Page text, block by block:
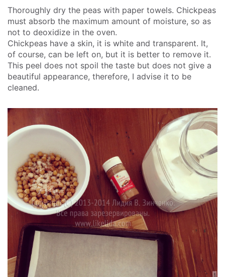
Thoroughly dry the peas with paper towels. Chickpeas
must absorb the maximum amount of moisture, so as
not to deoxidize in the oven.
Chickpeas have a skin, it is white and transparent. It,
of course, can be left on, but it is better to remove it.
This peel does not spoil the taste but does not give a
beautiful appearance, therefore, I advise it to be
cleaned.